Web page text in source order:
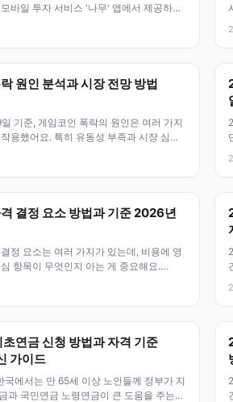
바일 투자 서비스 '나무' 앱에서 제공하는
원인 분석과 시장 전망 방법
기준, 게임코인 폭락의 원인은 여러 가지
용했어요. 특히 유동성 부족과 시장 심리
결정 요소 방법과 기준 2026년
정 요소는 여러 가지가 있는데, 비용에 영
항목이 무엇인지 아는 게 중요해요.
초연금 신청 방법과 자격 기준
가이드
국에서는 만 65세 이상 노인들께 정부가 지
과 국민연금 노령연금이 큰 도움을 주는